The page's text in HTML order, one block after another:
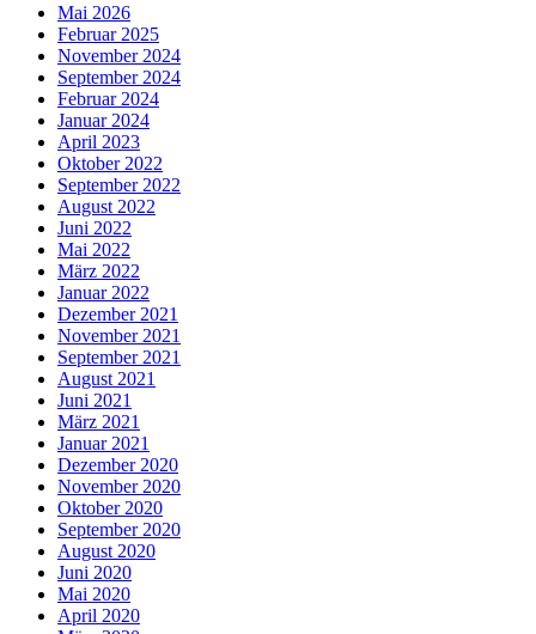
Mai 2026
Februar 2025
November 2024
September 2024
Februar 2024
Januar 2024
April 2023
Oktober 2022
September 2022
August 2022
Juni 2022
Mai 2022
März 2022
Januar 2022
Dezember 2021
November 2021
September 2021
August 2021
Juni 2021
März 2021
Januar 2021
Dezember 2020
November 2020
Oktober 2020
September 2020
August 2020
Juni 2020
Mai 2020
April 2020